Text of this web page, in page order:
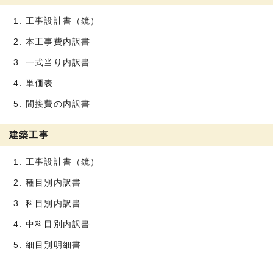
工事設計書（鏡）
本工事費内訳書
一式当り内訳書
単価表
間接費の内訳書
建築工事
工事設計書（鏡）
種目別内訳書
科目別内訳書
中科目別内訳書
細目別明細書